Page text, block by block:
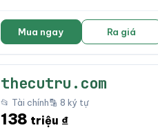
Mua ngay Ra giá
thecutru.com
📂 Tài chính🔡 8 ký tự
138 triệu ₫